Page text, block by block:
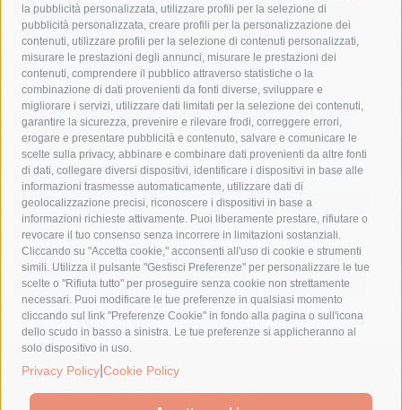
la pubblicità personalizzata, utilizzare profili per la selezione di
pubblicità personalizzata, creare profili per la personalizzazione dei
contenuti, utilizzare profili per la selezione di contenuti personalizzati,
misurare le prestazioni degli annunci, misurare le prestazioni dei
contenuti, comprendere il pubblico attraverso statistiche o la
combinazione di dati provenienti da fonti diverse, sviluppare e
migliorare i servizi, utilizzare dati limitati per la selezione dei contenuti,
garantire la sicurezza, prevenire e rilevare frodi, correggere errori,
erogare e presentare pubblicità e contenuto, salvare e comunicare le
scelte sulla privacy, abbinare e combinare dati provenienti da altre fonti
di dati, collegare diversi dispositivi, identificare i dispositivi in base alle
informazioni trasmesse automaticamente, utilizzare dati di
geolocalizzazione precisi, riconoscere i dispositivi in base a
informazioni richieste attivamente. Puoi liberamente prestare, rifiutare o
revocare il tuo consenso senza incorrere in limitazioni sostanziali.
Cliccando su "Accetta cookie," acconsenti all'uso di cookie e strumenti
simili. Utilizza il pulsante "Gestisci Preferenze" per personalizzare le tue
scelte o "Rifiuta tutto" per proseguire senza cookie non strettamente
necessari. Puoi modificare le tue preferenze in qualsiasi momento
cliccando sul link "Preferenze Cookie" in fondo alla pagina o sull'icona
dello scudo in basso a sinistra. Le tue preferenze si applicheranno al
solo dispositivo in uso.
Privacy Policy Cookie Policy
Asl Napoli 3 sud
capitaneria di porto capri
carabinieri
castellammare di stabia
circumvesuviana
comune di sorrento
concerto
contagi
costiera amalfitana
covid-19 eav
elezioni
fondazione sorrento
gori guardia costiera
incidente
lavori
lorenzo balducelli mare
massa lubrense
massimo coppola
Meta napoli
ordinanza
penisola sorrentina
piano di sorrento
polizia municipale
protezione civile
Regione Campania
sant'agnello
sindaco cuomo
sorrento studenti temporali
treni
turismo
Vico Equense villa fiorentino vincenzo de luca
© 2015 SorrentoPress. All rights reserved.
Il giornale online della Penisola Sorrentina